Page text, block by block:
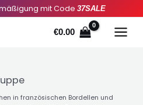
mit Code 37SALE
€0.00
in französischen Bordellen und